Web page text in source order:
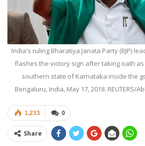
India's ruling Bharatiya Janata Party (BJP)
flashes the victory sign after taking oath
southern state of Karnataka inside the
Bengaluru, India, May 17, 2018. REUTERS/
0
1,233
Share